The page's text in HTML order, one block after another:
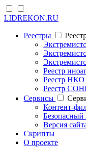
LIDREKON.RU
Реестры
Реестр
Реестр НКО
Реестр
Cервисы
Контент-
Безопасный
Версия
Скрипты
О проекте